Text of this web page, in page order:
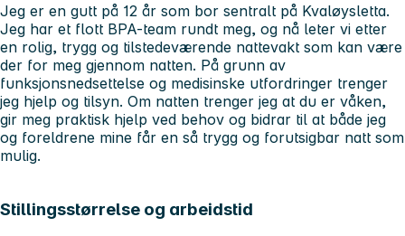
Jeg er en gutt på 12 år som bor sentralt på Kvaløysletta.
Jeg har et flott BPA-team rundt meg, og nå leter vi etter
en rolig, trygg og tilstedeværende nattevakt som kan være
der for meg gjennom natten. På grunn av
funksjonsnedsettelse og medisinske utfordringer trenger
jeg hjelp og tilsyn. Om natten trenger jeg at du er våken,
gir meg praktisk hjelp ved behov og bidrar til at både jeg
og foreldrene mine får en så trygg og forutsigbar natt som
mulig.
Stillingsstørrelse og arbeidstid